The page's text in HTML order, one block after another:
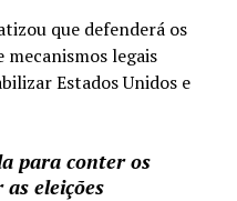
que defenderá os
legais
Estados Unidos e
para conter os
eleições